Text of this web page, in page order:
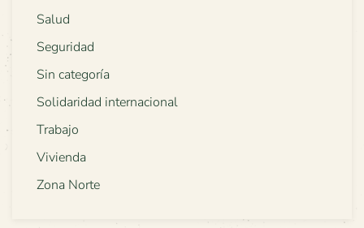
Salud
Seguridad
Sin categoría
Solidaridad internacional
Trabajo
Vivienda
Zona Norte